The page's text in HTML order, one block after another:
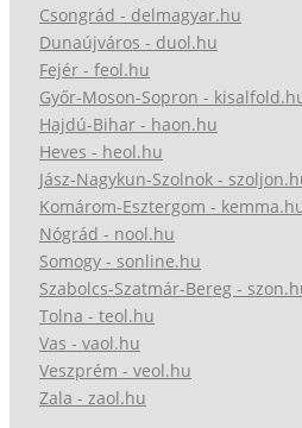
Csongrád - delmagyar.hu
Dunaújváros - duol.hu
Fejér - feol.hu
Győr-Moson-Sopron -
Hajdú-Bihar - haon.hu
Heves - heol.hu
Jász-Nagykun-Szolnok -
Komárom-Esztergom -
Nógrád - nool.hu
Somogy - sonline.hu
Szabolcs-Szatmár-Bereg -
Tolna - teol.hu
Vas - vaol.hu
Veszprém - veol.hu
Zala - zaol.hu